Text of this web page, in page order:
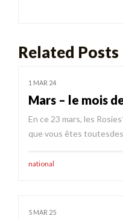
Related Posts
1 MAR 24
Mars – le mois
En ce 23 mars, les
que vous êtes
national
5 MAR 25